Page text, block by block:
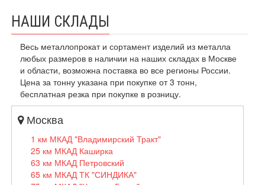
НАШИ СКЛАДЫ
Весь металлопрокат и сортамент изделий из металла
любых размеров в наличии на наших складах в Москве
и области, возможна поставка во все регионы России.
Цена за тонну указана при покупке от 3 тонн,
бесплатная резка при покупке в розницу.
Москва
1 км МКАД "Владимирский Тракт"
25 км МКАД Каширка
63 км МКАД Петровский
65 км МКАД ТК "СИНДИКА"